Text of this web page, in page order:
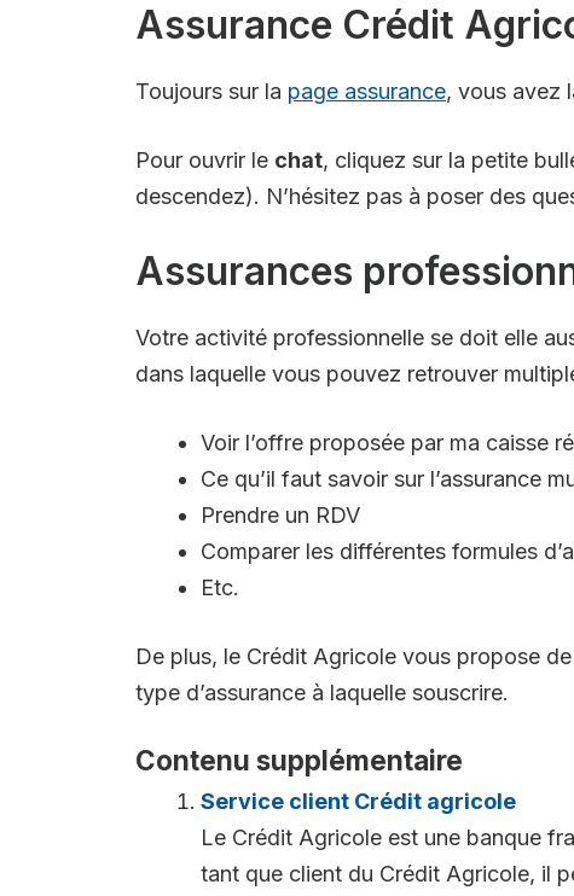
Assurance Crédit
Toujours sur la page assurance, vous avez
Pour ouvrir le chat, cliquez sur la petite
descendez). N’hésitez pas à poser des
Assurances
Votre activité professionnelle se doit elle
dans laquelle vous pouvez retrouver
Voir l’offre proposée par ma caisse
Ce qu’il faut savoir sur l’assurance
Prendre un RDV
Comparer les différentes formules
Etc.
De plus, le Crédit Agricole vous propose
type d’assurance à laquelle souscrire.
Contenu supplémentaire
Service client Crédit agricole
Le Crédit Agricole est une banque
tant que client du Crédit Agricole, il